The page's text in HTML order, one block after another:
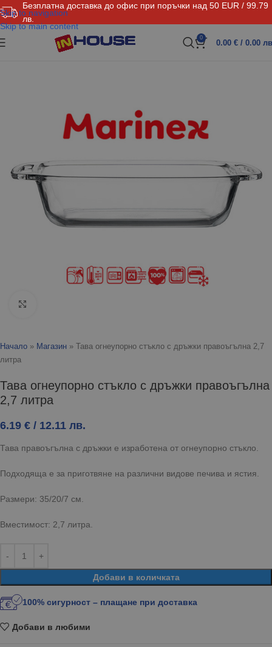
Безплатна доставка до офис при поръчки над 50 EUR / 99.79
лв.
Skip to navigation
Skip to main content
0
0.00 € / 0.00
Начало » Магазин » Тава огнеупорно стъкло с дръжки правоъгълна 2,7
литра
Тава огнеупорно стъкло с дръжки правоъгълна
2,7 литра
6.19 € / 12.11 лв.
Тава правоъгълна с дръжки е изработена от огнеупорно стъкло.
Подходяща е за приготвяне на различни видове печива и ястия.
Размери: 35/20/7 см.
Вместимост: 2,7 литра.
Добави в количката
100% сигурност – плащане при доставка
Добави в любими